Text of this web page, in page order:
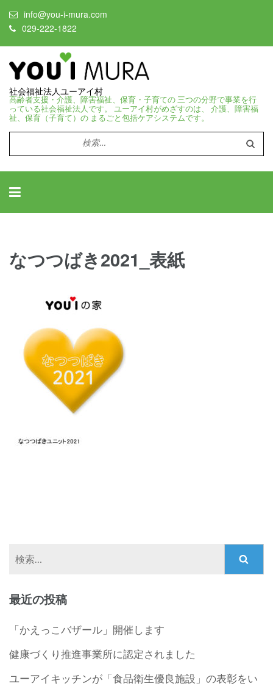
info@you-i-mura.com
029-222-1822
社会福祉法人ユーアイ村
高齢者支援・介護、障害福祉、保育・子育ての 三つの分野で事業を行
っている社会福祉法人です。 ユーアイ村がめざすのは、 介護、障害福
祉、保育（子育て）の まるごと包括ケアシステムです。
検
索:
なつつばき2021_表紙
最近の投稿
「かえっこバザール」開催します
健康づくり推進事業所に認定されました
ユーアイキッチンが「食品衛生優良施設」の表彰をい